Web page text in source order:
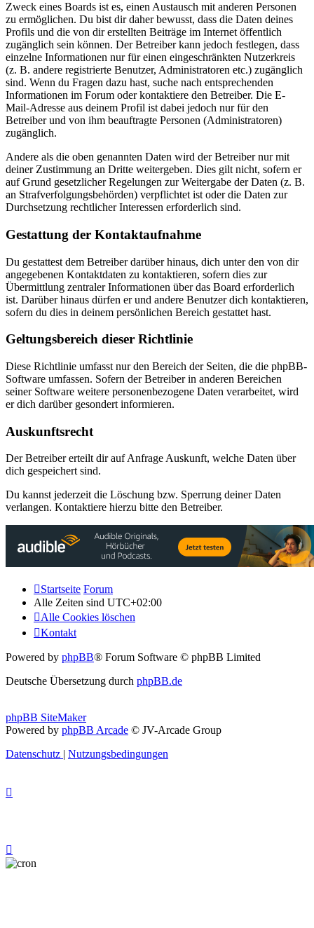
Zweck eines Boards ist es, einen Austausch mit anderen Personen
zu ermöglichen. Du bist dir daher bewusst, dass die Daten deines
Profils und die von dir erstellten Beiträge im Internet öffentlich
zugänglich sein können. Der Betreiber kann jedoch festlegen, dass
einzelne Informationen nur für einen eingeschränkten Nutzerkreis
(z. B. andere registrierte Benutzer, Administratoren etc.) zugänglich
sind. Wenn du Fragen dazu hast, suche nach entsprechenden
Informationen im Forum oder kontaktiere den Betreiber. Die E-
Mail-Adresse aus deinem Profil ist dabei jedoch nur für den
Betreiber und von ihm beauftragte Personen (Administratoren)
zugänglich.
Andere als die oben genannten Daten wird der Betreiber nur mit
deiner Zustimmung an Dritte weitergeben. Dies gilt nicht, sofern er
auf Grund gesetzlicher Regelungen zur Weitergabe der Daten (z. B.
an Strafverfolgungsbehörden) verpflichtet ist oder die Daten zur
Durchsetzung rechtlicher Interessen erforderlich sind.
Gestattung der Kontaktaufnahme
Du gestattest dem Betreiber darüber hinaus, dich unter den von dir
angegebenen Kontaktdaten zu kontaktieren, sofern dies zur
Übermittlung zentraler Informationen über das Board erforderlich
ist. Darüber hinaus dürfen er und andere Benutzer dich kontaktieren,
sofern du dies in deinem persönlichen Bereich gestattet hast.
Geltungsbereich dieser Richtlinie
Diese Richtlinie umfasst nur den Bereich der Seiten, die die phpBB-
Software umfassen. Sofern der Betreiber in anderen Bereichen
seiner Software weitere personenbezogene Daten verarbeitet, wird
er dich darüber gesondert informieren.
Auskunftsrecht
Der Betreiber erteilt dir auf Anfrage Auskunft, welche Daten über
dich gespeichert sind.
Du kannst jederzeit die Löschung bzw. Sperrung deiner Daten
verlangen. Kontaktiere hierzu bitte den Betreiber.
Startseite Forum
Alle Zeiten sind UTC+02:00
Alle Cookies löschen
Kontakt
Powered by phpBB® Forum Software © phpBB Limited
Deutsche Übersetzung durch phpBB.de
phpBB SiteMaker
Powered by phpBB Arcade © JV-Arcade Group
Datenschutz | Nutzungsbedingungen